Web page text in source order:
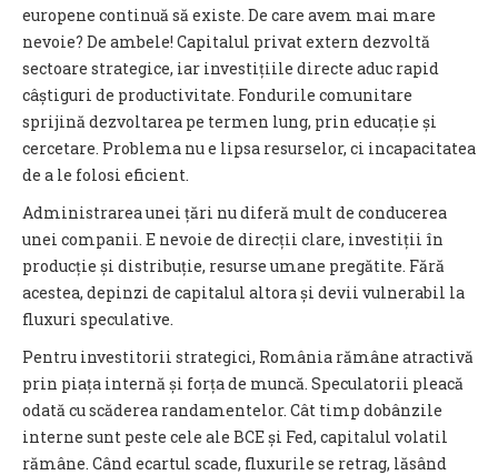
europene continuă să existe. De care avem mai mare
nevoie? De ambele! Capitalul privat extern dezvoltă
sectoare strategice, iar investițiile directe aduc rapid
câștiguri de productivitate. Fondurile comunitare
sprijină dezvoltarea pe termen lung, prin educație și
cercetare. Problema nu e lipsa resurselor, ci incapacitatea
de a le folosi eficient.
Administrarea unei țări nu diferă mult de conducerea
unei companii. E nevoie de direcții clare, investiții în
producție și distribuție, resurse umane pregătite. Fără
acestea, depinzi de capitalul altora și devii vulnerabil la
fluxuri speculative.
Pentru investitorii strategici, România rămâne atractivă
prin piața internă și forța de muncă. Speculatorii pleacă
odată cu scăderea randamentelor. Cât timp dobânzile
interne sunt peste cele ale BCE și Fed, capitalul volatil
rămâne. Când ecartul scade, fluxurile se retrag, lăsând